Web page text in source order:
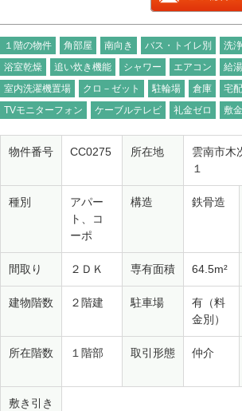
１階の物件 角部屋 南向き バス・トイレ別 洗
浴室乾燥
追い炊き機能 シャワー エアコン 給湯
室内洗濯機置場
クロ－ゼット 駐輪場 倉庫
宅
TVモニターフォン
ケーブルテレビ 礼金ゼロ 敷
物件番号 CC0275 所在地
雲南市木
１
種別
アパー
ト、コ
ーポ
構造 鉄骨造
間取り ２ＤＫ 専有面積 64.5m²
建物階数 ２階建 駐車場
有（料
金別）
所在階数 １階部 取引形態 仲介
敷き引き